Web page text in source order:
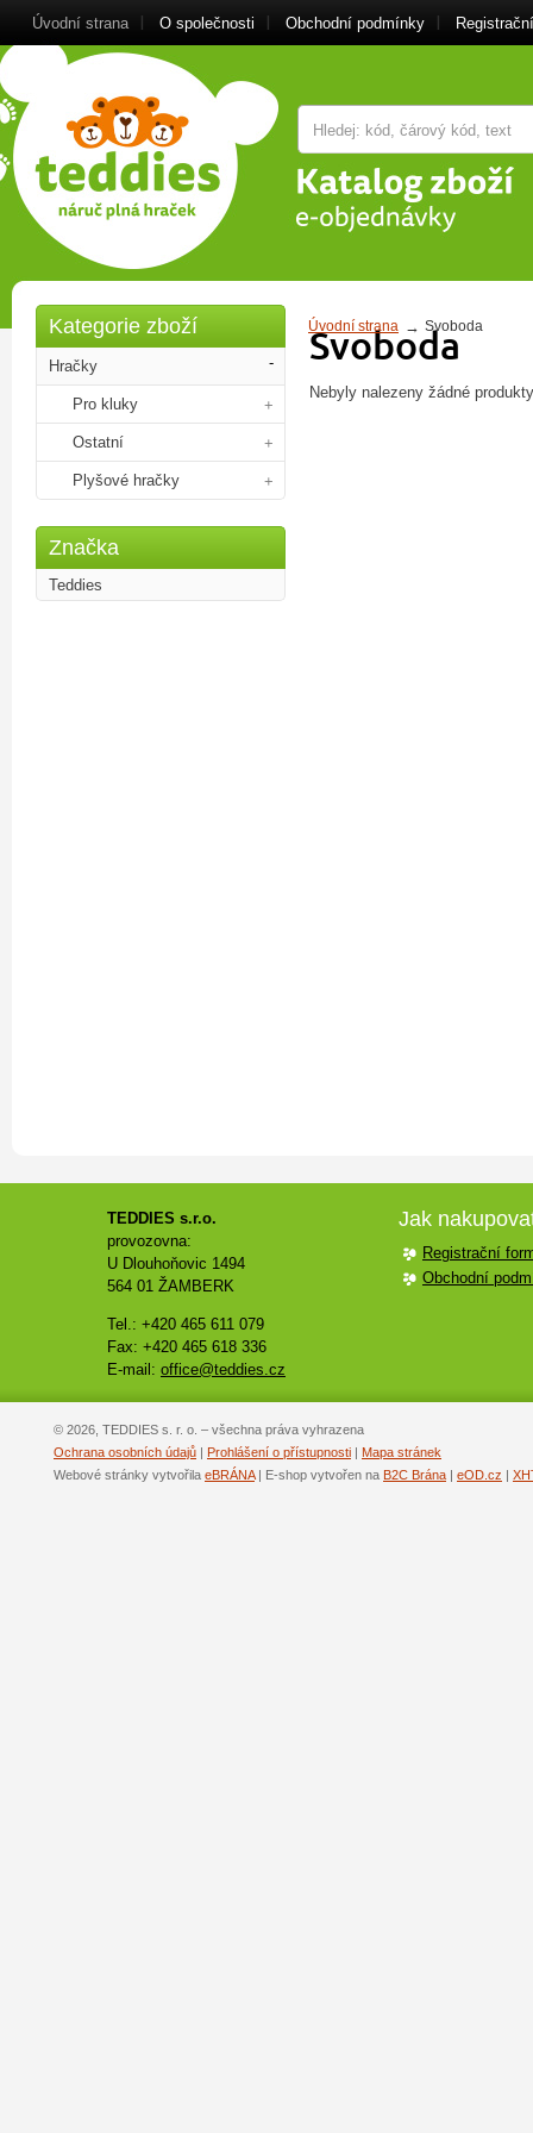
Úvodní strana O společnosti Obchodní podmínky
Úvodní strana Svoboda
Svoboda
Nebyly nalezeny žádné
Kategorie zboží
Hračky
Pro kluky
Ostatní
Plyšové hračky
Značka
Teddies
TEDDIES s.r.o.
provozovna:
U Dlouhoňovic 1494
564 01 ŽAMBERK
Tel.: +420 465 611 079
Fax: +420 465 618 336
E-mail: office@teddies.cz
Jak
Registrační
Obchodní
© 2026, TEDDIES s. r. o. – všechna práva vyhrazena
Ochrana osobních údajů | Prohlášení o přístupnosti | Mapa stránek
Webové stránky vytvořila eBRÁNA| E-shop vytvořen na B2C Brána | eOD.cz |